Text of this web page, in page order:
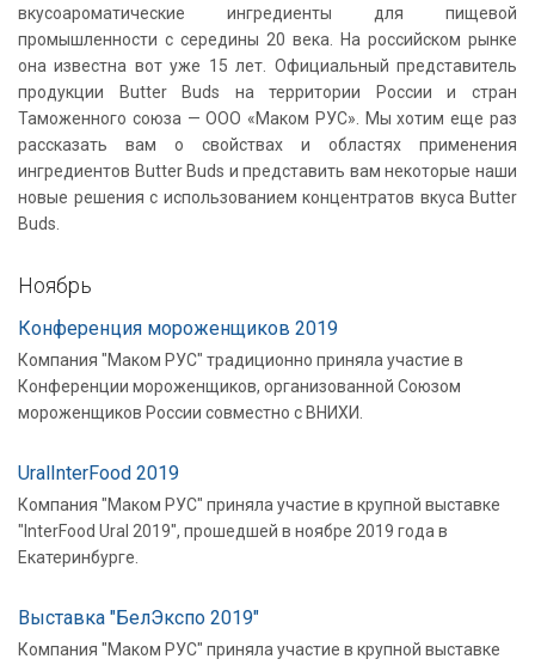
вкусоароматические ингредиенты для пищевой
промышленности с середины 20 века. На российском рынке
она известна вот уже 15 лет. Официальный представитель
продукции Butter Buds на территории России и стран
Таможенного союза — ООО «Маком РУС». Мы хотим еще раз
рассказать вам о свойствах и областях применения
ингредиентов Butter Buds и представить вам некоторые наши
новые решения с использованием концентратов вкуса Butter
Buds.
Ноябрь
Конференция мороженщиков 2019
Компания "Маком РУС" традиционно приняла участие в
Конференции мороженщиков, организованной Союзом
мороженщиков России совместно с ВНИХИ.
UralInterFood 2019
Компания "Маком РУС" приняла участие в крупной выставке
"InterFood Ural 2019", прошедшей в ноябре 2019 года в
Екатеринбурге.
Выставка "БелЭкспо 2019"
Компания "Маком РУС" приняла участие в крупной выставке